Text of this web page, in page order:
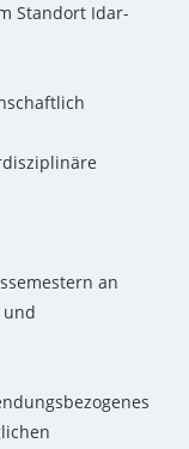
Standort Idar-
an
und